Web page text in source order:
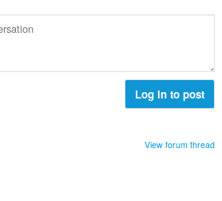
Log in to post
View forum thread